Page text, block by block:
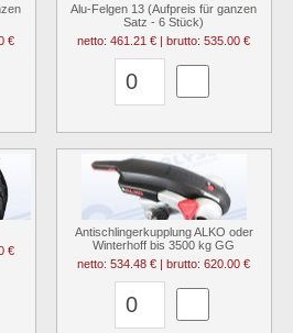
€
Alu-Felgen 13 (Aufpreis für ganzen
Satz - 6 Stück)
netto: 461.21 € | brutto: 535.00 €
€
Antischlingerkupplung ALKO oder
Winterhoff bis 3500 kg GG
netto: 534.48 € | brutto: 620.00 €